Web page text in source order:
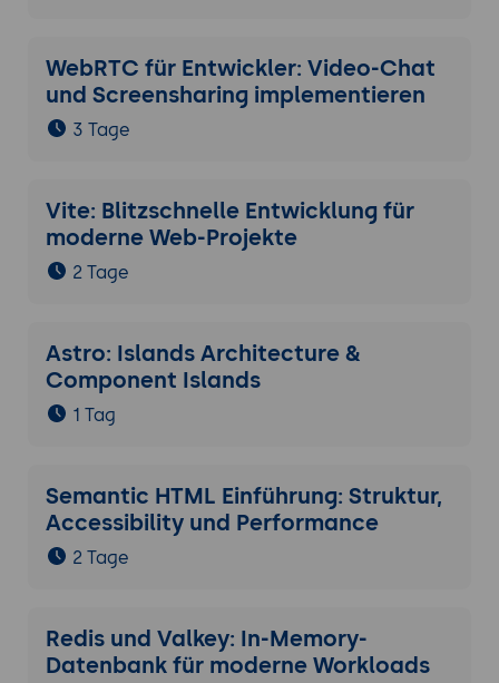
WebRTC für Entwickler: Video-Chat
und Screensharing implementieren
3 Tage
Vite: Blitzschnelle Entwicklung für
moderne Web-Projekte
2 Tage
Astro: Islands Architecture &
Component Islands
1 Tag
Semantic HTML Einführung: Struktur,
Accessibility und Performance
2 Tage
Redis und Valkey: In-Memory-
Datenbank für moderne Workloads